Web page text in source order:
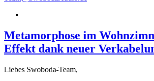
Metamorphose im
Effekt dank neuer
Liebes Swoboda-Team,